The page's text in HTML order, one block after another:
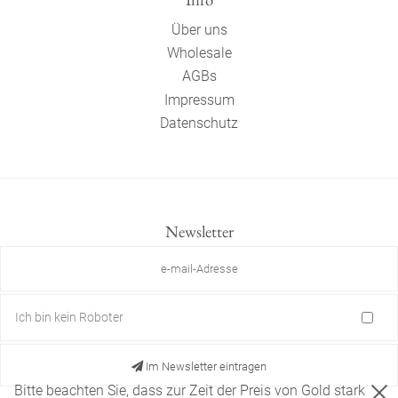
Über uns
Wholesale
AGBs
Impressum
Datenschutz
Newsletter
Ich bin kein Roboter
Im Newsletter eintragen
Bitte beachten Sie, dass zur Zeit der Preis von Gold stark